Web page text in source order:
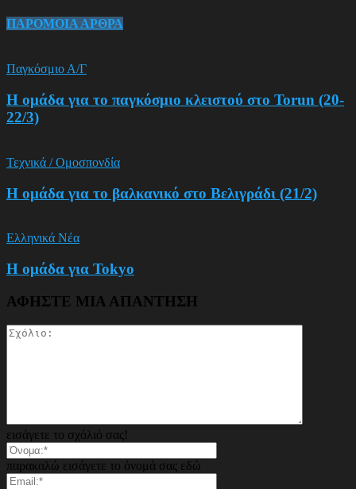
ΠΑΡΟΜΟΙΑ ΑΡΘΡΑ
Παγκόσμιο Α/Γ
Η ομάδα για το παγκόσμιο κλειστού στο Torun (20-
22/3)
Τεχνικά / Ομοσπονδία
Η ομάδα για το βαλκανικό στο Βελιγράδι (21/2)
Ελληνικά Νέα
Η ομάδα για Tokyo
ΑΦΗΣΤΕ ΜΙΑ ΑΠΑΝΤΗΣΗ
εισάγετε το σχόλιό σας!
παρακαλώ εισάγετε το όνομά σας εδώ